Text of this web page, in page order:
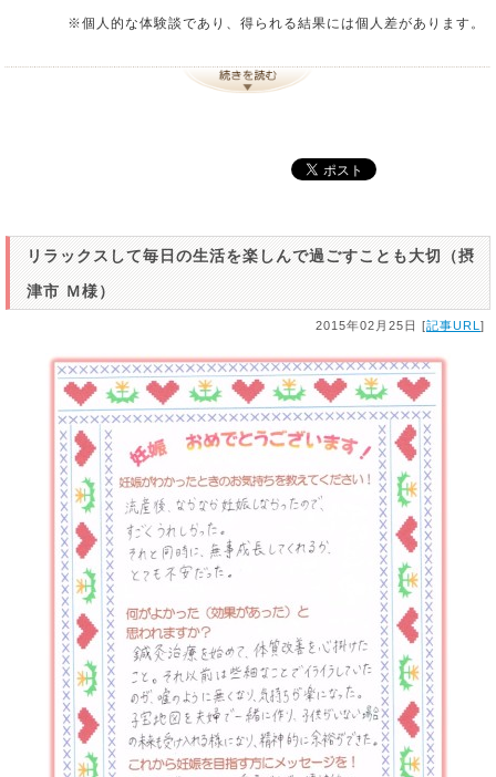
※個人的な体験談であり、得られる結果には個人差があります。
リラックスして毎日の生活を楽しんで過ごすことも大切（摂
津市 Ｍ様）
2015年02月25日 [記事URL ]